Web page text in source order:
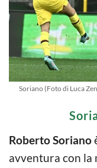
Soriano (Foto di Luca
Roberto Soriano
avventura con la